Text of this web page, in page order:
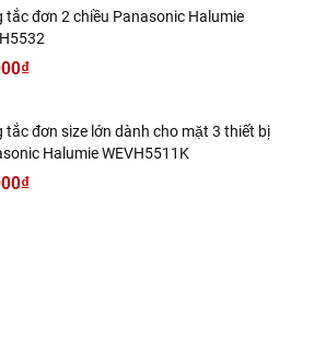
tắc đơn 2 chiều Panasonic Halumie
tắc đơn size lớn dành cho mặt 3 thiết bị
Halumie WEVH5511K